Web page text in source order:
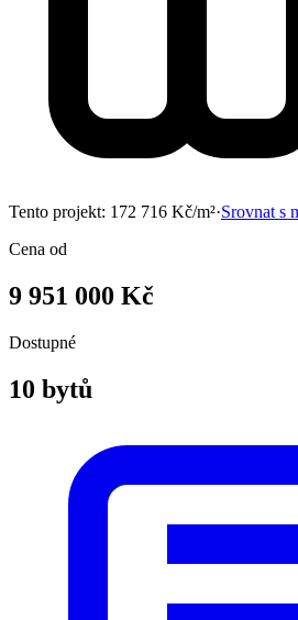
Tento projekt: 172 716 Kč/m²·Srovnat s
Cena od
9 951 000 Kč
Dostupné
10 bytů